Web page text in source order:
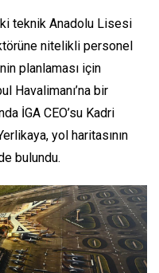
teknik Anadolu Lisesi
nitelikli personel
planlaması için
Havalimanı’na bir
İGA CEO’su Kadri
yol haritasının
bulundu.